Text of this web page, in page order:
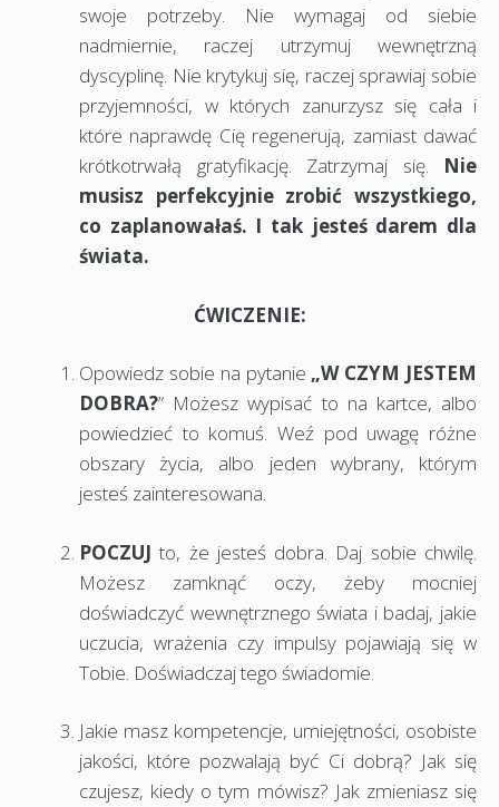
swoje potrzeby. Nie wymagaj od siebie
nadmiernie, raczej utrzymuj wewnętrzną
dyscyplinę. Nie krytykuj się, raczej sprawiaj sobie
przyjemności, w których zanurzysz się cała i
które naprawdę Cię regenerują, zamiast dawać
krótkotrwałą gratyfikację. Zatrzymaj się. Nie
musisz perfekcyjnie zrobić wszystkiego,
co zaplanowałaś. I tak jesteś darem dla
świata.
ĆWICZENIE:
Opowiedz sobie na pytanie „W CZYM JESTEM
DOBRA?” Możesz wypisać to na kartce, albo
powiedzieć to komuś. Weź pod uwagę różne
obszary życia, albo jeden wybrany, którym
jesteś zainteresowana.
POCZUJ to, że jesteś dobra. Daj sobie chwilę.
Możesz zamknąć oczy, żeby mocniej
doświadczyć wewnętrznego świata i badaj, jakie
uczucia, wrażenia czy impulsy pojawiają się w
Tobie. Doświadczaj tego świadomie.
Jakie masz kompetencje, umiejętności, osobiste
jakości, które pozwalają być Ci dobrą? Jak się
czujesz, kiedy o tym mówisz? Jak zmieniasz się